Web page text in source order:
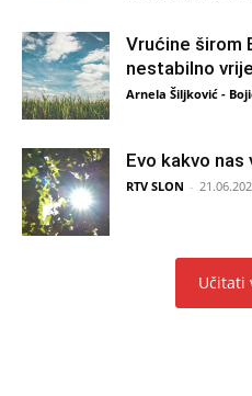
Vrućine širom
nestabilno
Arnela Šiljković -
Evo kakvo
RTV SLON -
Učitati